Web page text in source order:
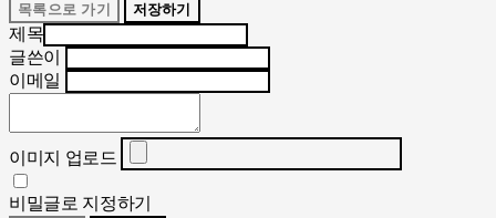
목록으로 가기 저장하기
제목
글쓴이
이메일
이미지 업로드
비밀글로 지정하기